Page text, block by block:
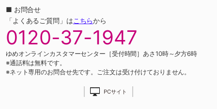
■ お問合せ
「よくあるご質問」はこちらから
0120-37-1947
ゆめオンラインカスタマーセンター［受付時間］あさ10時～夕方6時
※通話料は無料です。
※ネット専用のお問合せ先です。ご注文は受け付けておりません。
PCサイト